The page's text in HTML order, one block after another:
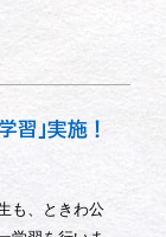
習」実施！
も、ときわ公